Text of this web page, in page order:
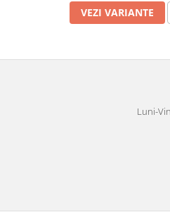
VEZI VARIANTE
Luni-